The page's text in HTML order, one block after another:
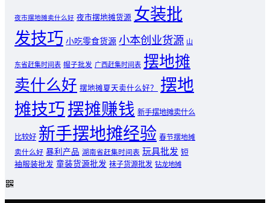
夜市摆地摊卖什么好 夜市摆地摊货源 女装批
发技巧 小吃零食货源 小本创业货源 山
东省赶集时间表 帽子批发 广西赶集时间表 摆地摊
卖什么好 摆地摊夏天卖什么好？
摆地
摊技巧摆摊赚钱 新手摆地摊卖什么
比较好 新手摆地摊经验 春节摆地摊
卖什么好 暴利产品 湖南省赶集时间表 玩具批发 短
袖服装批发 童装货源批发 袜子货源批发 钻龙地摊